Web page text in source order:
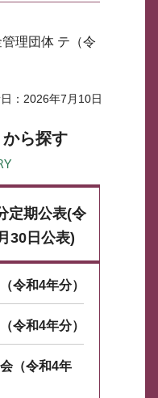
理団体 テ（令
：2026年7月10日
から探す
定期公表(令
30日公表)
令和4年分）
令和4年分）
（令和4年